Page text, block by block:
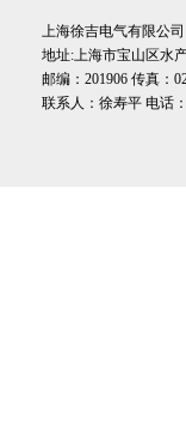
上海徐吉电气有限公
地址:上海市宝山区水
邮编：201906 传真：
联系人：徐寿平 电话